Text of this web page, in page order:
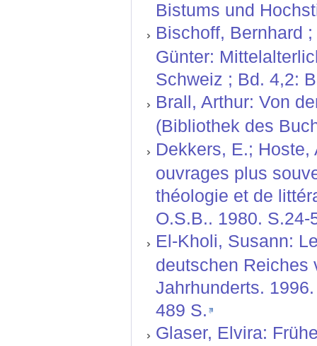
Bistums und
Bischoff, Bernhard
Günter:
Schweiz ; Bd. 4,2:
Brall, Arthur: Von
(Bibliothek des
Dekkers, E.;
ouvrages plus
théologie et de
O.S.B.. 1980. S.24-
El-Kholi, Susann:
deutschen Reiches
Jahrhunderts.
489 S.
Glaser, Elvira: